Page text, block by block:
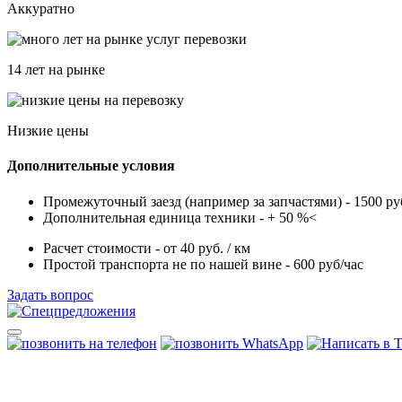
Аккуратно
14 лет на рынке
Низкие цены
Дополнительные условия
Пpoмeжуточный зaeзд (например за запчастями) - 1500
Дополнительная единица техники - + 50 %<
Расчет стоимости - от 40 руб. / км
Простой транспорта не по нашей вине - 600 руб/чac
Задать вопрос